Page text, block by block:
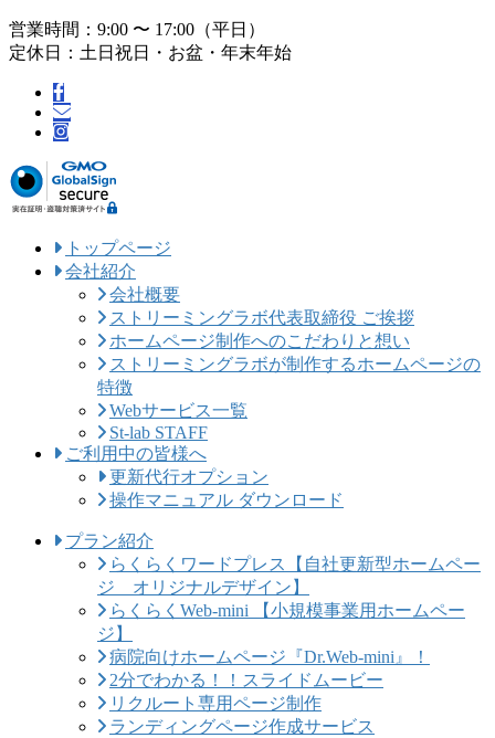
営業時間：9:00 〜 17:00（平日）
定休日：土日祝日・お盆・年末年始
トップページ
会社紹介
会社概要
ストリーミングラボ代表取締役 ご挨拶
ホームページ制作へのこだわりと想い
ストリーミングラボが制作するホームページの
特徴
Webサービス一覧
St-lab STAFF
ご利用中の皆様へ
更新代行オプション
操作マニュアル ダウンロード
プラン紹介
らくらくワードプレス【自社更新型ホームペー
ジ オリジナルデザイン】
らくらくWeb-mini 【小規模事業用ホームペー
ジ】
病院向けホームページ『Dr.Web-mini』！
2分でわかる！！スライドムービー
リクルート専用ページ制作
ランディングページ作成サービス